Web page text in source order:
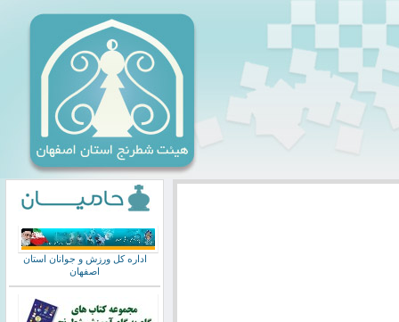
اداره کل ورزش و جوانان استان
اصفهان